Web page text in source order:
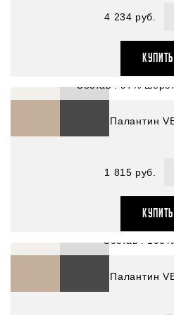
4 234 руб.
КУПИТЬ
Артикул :
Состав : 97%
Палантин
1 815 руб.
КУПИТЬ
Артикул :
Состав :
Палантин